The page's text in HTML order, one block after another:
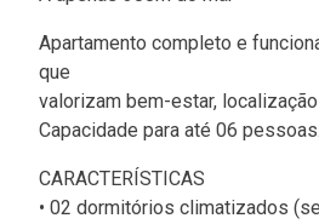
Apartamento completo e
que
valorizam bem-estar,
Capacidade para até 06 pessoas.
CARACTERÍSTICAS
• 02 dormitórios climatizados